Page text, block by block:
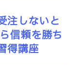
注しないと
信頼を勝ち
得講座